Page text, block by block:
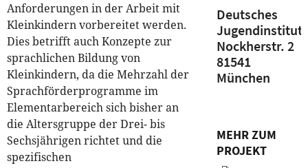
Anforderungen in der Arbeit mit
Kleinkindern vorbereitet werden.
Dies betrifft auch Konzepte zur
sprachlichen Bildung von
Kleinkindern, da die Mehrzahl der
Sprachförderprogramme im
Elementarbereich sich bisher an
die Altersgruppe der Drei- bis
Sechsjährigen richtet und die
spezifischen
Deutsches
Jugendinstitut
Nockherstr. 2
81541
München
MEHR ZUM
PROJEKT